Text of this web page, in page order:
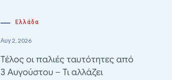
Ελλάδα
Αυγ 2, 2026
Τέλος οι παλιές ταυτότητες από
3 Αυγούστου – Τι αλλάζει